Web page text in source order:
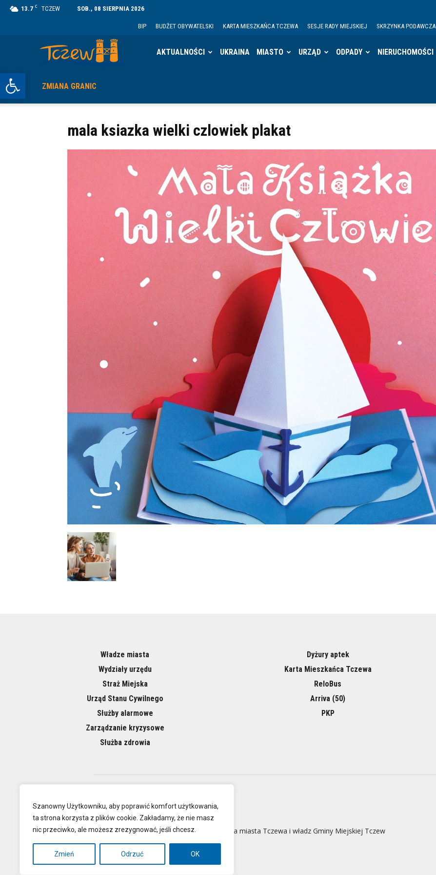
Otwórz pasek narzędzi
Szanowny Użytkowniku, aby poprawić komfort użytkowania,
ta strona korzysta z plików cookie. Zakładamy, że nie masz
nic przeciwko, ale możesz zrezygnować, jeśli chcesz.
Zmień Odrzuć OK
13.7 C TCZEW SOB., 08 SIERPNIA 2026
BIP BUDŻET OBYWATELSKI KARTA MIESZKAŃCA TCZEWA SESJE RADY MIEJSKIEJ SKRZYNKA PODAWCZA
AKTUALNOŚCI UKRAINA MIASTO URZĄD ODPADY NIERUCHOMOŚCI
ZMIANA GRANIC
mala ksiazka wielki czlowiek plakat
Władze miasta
Wydziały urzędu
Straż Miejska
Urząd Stanu Cywilnego
Służby alarmowe
Zarządzanie kryzysowe
Służba zdrowia
Dyżury aptek
Karta Mieszkańca Tczewa
ReloBus
Arriva (50)
PKP
O NAS
Oficjalna strona miasta Tczewa i władz Gminy Miejskiej Tczew